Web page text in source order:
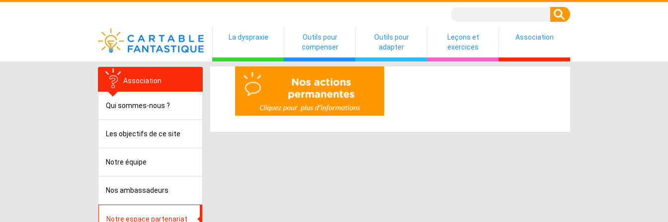
La dyspraxie
Outils pour
compenser
Outils pour
adapter
Leçons et
exercices
Association
Association
Qui sommes-nous ?
Les objectifs de ce site
Notre équipe
Nos ambassadeurs
Notre espace partenariat